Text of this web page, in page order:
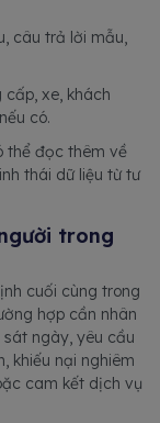
câu trả lời mẫu,
cấp, xe, khách
có.
thể đọc thêm về
thái dữ liệu từ tư
trong
cuối cùng trong
hợp cần nhân
ngày, yêu cầu
khiếu nại nghiêm
cam kết dịch vụ